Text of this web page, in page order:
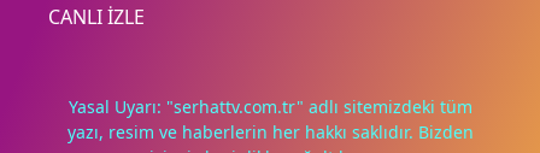
CANLI İZLE
Yasal Uyarı: "serhattv.com.tr" adlı sitemizdeki tüm
yazı, resim ve haberlerin her hakkı saklıdır. Bizden